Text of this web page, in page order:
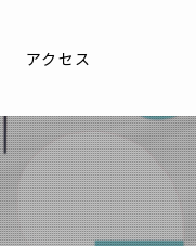
アクセス